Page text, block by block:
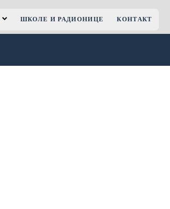
ШКОЛЕ И РАДИОНИЦЕ КОНТАКТ